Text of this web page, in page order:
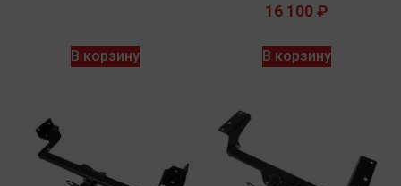
В корзину
16 100 ₽
В корзину